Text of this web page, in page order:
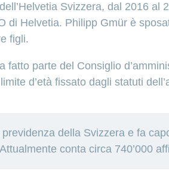
Svizzera, dal 2016 al
Helvetia. Philipp Gmür è
figli.
parte del Consiglio
d’età fissato dagli statuti
della Svizzera e fa
conta circa 740’000